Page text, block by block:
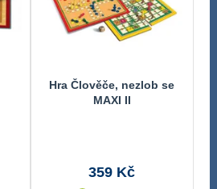
Hra Člověče, nezlob se
MAXI II
359 Kč